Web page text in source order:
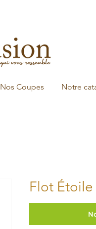
Nos Coupes Notre
Flot Étoile